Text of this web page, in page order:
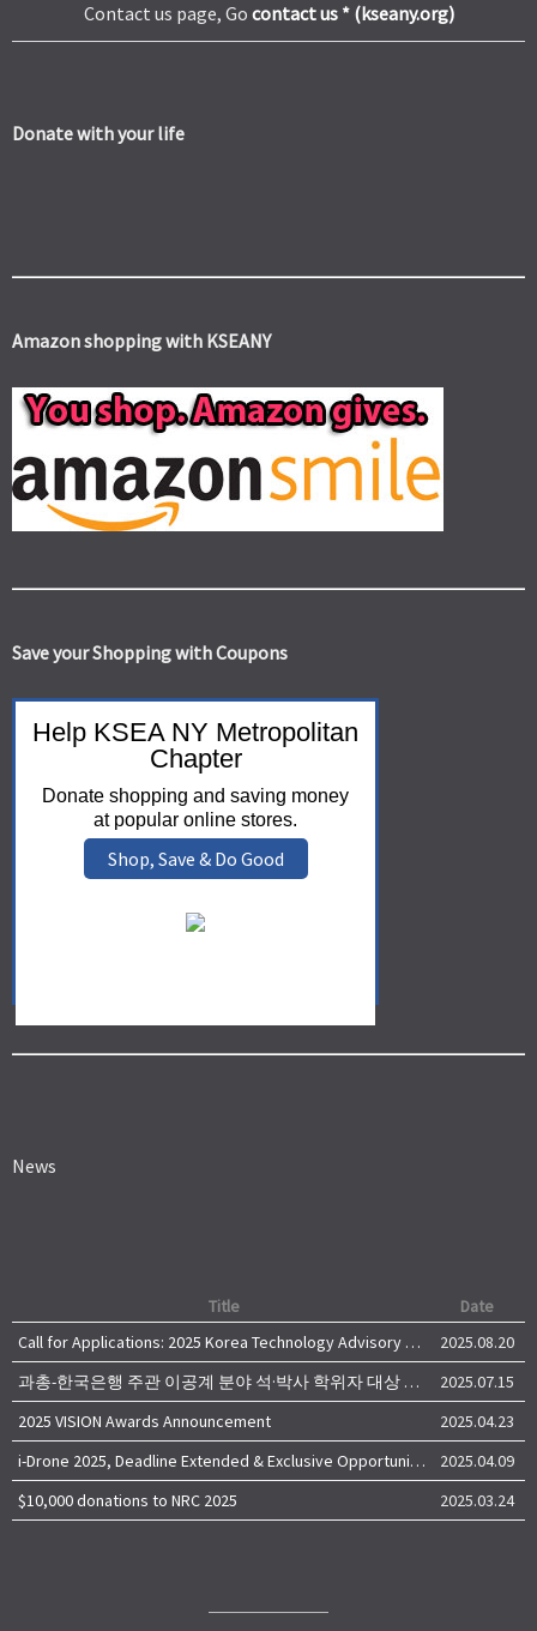
Contact us page, Go contact us * (kseany.org)
Donate with your life
Amazon shopping with KSEANY
Save your Shopping with Coupons
Help KSEA NY Metropolitan
Chapter
Donate shopping and saving money
at popular online stores.
Shop, Save & Do Good
News
Title
Date
Call for Applications: 2025 Korea Technology Advisory Group (K-TAG)
2025.08.20
과총-한국은행 주관 이공계 분야 석·박사 학위자 대상 서베이
2025.07.15
2025 VISION Awards Announcement
2025.04.23
i-Drone 2025, Deadline Extended & Exclusive Opportunity to Travel to Korea!
2025.04.09
$10,000 donations to NRC 2025
2025.03.24